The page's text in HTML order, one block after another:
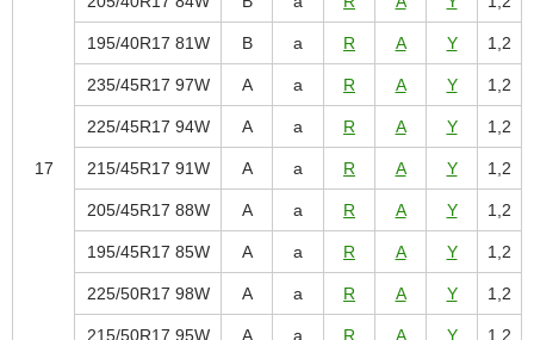
17
195/40R17 81W B a R A Y 1,2
235/45R17 97W A a R A Y 1,2
225/45R17 94W A a R A Y 1,2
215/45R17 91W A a R A Y 1,2
205/45R17 88W A a R A Y 1,2
195/45R17 85W A a R A Y 1,2
225/50R17 98W A a R A Y 1,2
215/50R17 95W A a R A Y 1,2